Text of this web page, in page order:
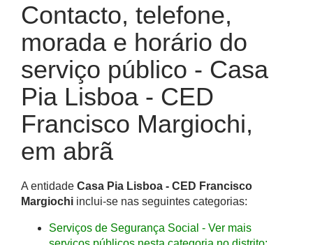
Contacto, telefone,
morada e horário do
serviço público - Casa
Pia Lisboa - CED
Francisco Margiochi,
em abrã
A entidade Casa Pia Lisboa - CED Francisco
Margiochi inclui-se nas seguintes categorias:
Serviços de Segurança Social - Ver mais